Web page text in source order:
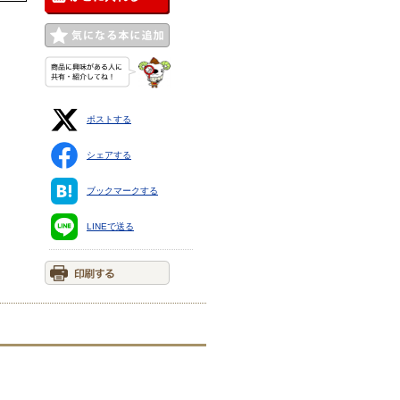
ポストする
シェアする
ブックマークする
LINEで送る